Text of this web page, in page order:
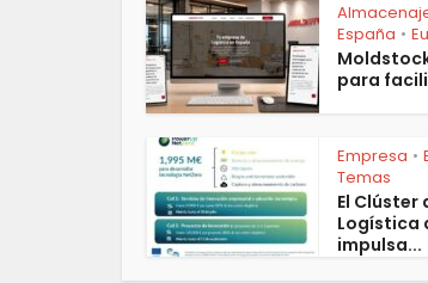
España •
para
Empresa •
Temas
El Clúster
Logística
impulsa...